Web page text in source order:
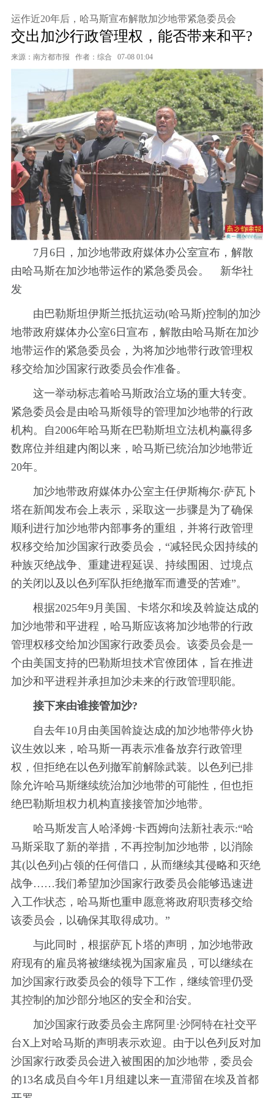
运作近20年后，哈马斯宣布解散加沙地带紧急委员会
交出加沙行政管理权，能否带来和平?
来源：南方都市报 作者：综合 07-08 01:04
7月6日，加沙地带政府媒体办公室宣布，解散
由哈马斯在加沙地带运作的紧急委员会。 新华社
发
由巴勒斯坦伊斯兰抵抗运动(哈马斯)控制的加沙
地带政府媒体办公室6日宣布，解散由哈马斯在加沙
地带运作的紧急委员会，为将加沙地带行政管理权
移交给加沙国家行政委员会作准备。
这一举动标志着哈马斯政治立场的重大转变。
紧急委员会是由哈马斯领导的管理加沙地带的行政
机构。自2006年哈马斯在巴勒斯坦立法机构赢得多
数席位并组建内阁以来，哈马斯已统治加沙地带近
20年。
加沙地带政府媒体办公室主任伊斯梅尔·萨瓦卜
塔在新闻发布会上表示，采取这一步骤是为了确保
顺利进行加沙地带内部事务的重组，并将行政管理
权移交给加沙国家行政委员会，“减轻民众因持续的
种族灭绝战争、重建进程延误、持续围困、过境点
的关闭以及以色列军队拒绝撤军而遭受的苦难”。
根据2025年9月美国、卡塔尔和埃及斡旋达成的
加沙地带和平进程，哈马斯应该将加沙地带的行政
管理权移交给加沙国家行政委员会。该委员会是一
个由美国支持的巴勒斯坦技术官僚团体，旨在推进
加沙和平进程并承担加沙未来的行政管理职能。
接下来由谁接管加沙?
自去年10月由美国斡旋达成的加沙地带停火协
议生效以来，哈马斯一再表示准备放弃行政管理
权，但拒绝在以色列撤军前解除武装。以色列已排
除允许哈马斯继续统治加沙地带的可能性，但也拒
绝巴勒斯坦权力机构直接接管加沙地带。
哈马斯发言人哈泽姆·卡西姆向法新社表示:“哈
马斯采取了新的举措，不再控制加沙地带，以消除
其(以色列)占领的任何借口，从而继续其侵略和灭绝
战争……我们希望加沙国家行政委员会能够迅速进
入工作状态，哈马斯也重申愿意将政府职责移交给
该委员会，以确保其取得成功。”
与此同时，根据萨瓦卜塔的声明，加沙地带政
府现有的雇员将被继续视为国家雇员，可以继续在
加沙国家行政委员会的领导下工作，继续管理仍受
其控制的加沙部分地区的安全和治安。
加沙国家行政委员会主席阿里·沙阿特在社交平
台X上对哈马斯的声明表示欢迎。由于以色列反对加
沙国家行政委员会进入被围困的加沙地带，委员会
的13名成员自今年1月组建以来一直滞留在埃及首都